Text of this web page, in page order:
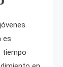
es
tiempo